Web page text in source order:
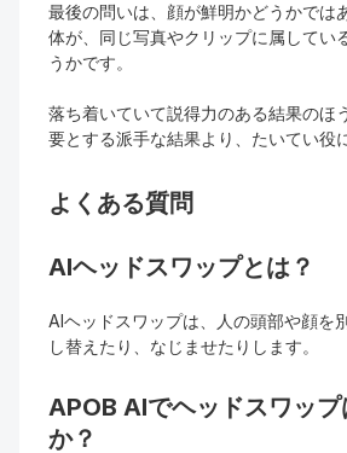
最後の問いは、顔が鮮明かどうかでは
体が、同じ写真やクリップに属してい
うかです。
落ち着いていて説得力のある結果のほ
要とする派手な結果より、たいてい役
よくある質問
AIヘッドスワップとは？
AIヘッドスワップは、人の頭部や顔を
し替えたり、なじませたりします。
APOB AIでヘッドスワッ
か？